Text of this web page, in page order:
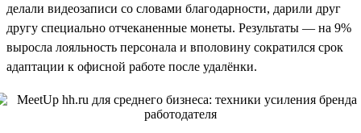
делали видеозаписи со словами благодарности, дарили друг
другу специально отчеканенные монеты. Результаты — на 9%
выросла лояльность персонала и вполовину сократился срок
адаптации к офисной работе после удалёнки.